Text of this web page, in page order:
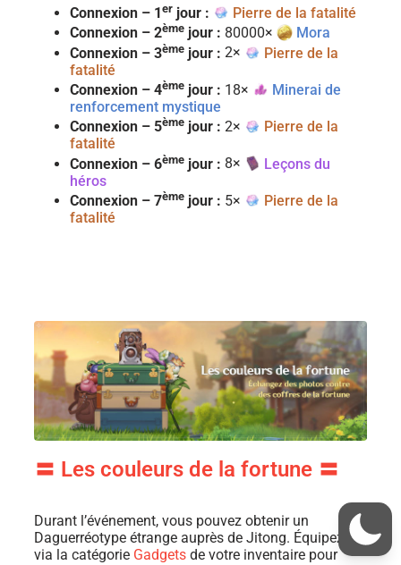
Connexion – 1er jour :
Pierre de la fatalité
Connexion – 2ème jour : 80000×
Mora
Connexion – 3ème jour : 2×
Pierre de la
fatalité
Connexion – 4ème jour : 18×
Minerai de
renforcement mystique
Connexion – 5ème jour : 2×
Pierre de la
fatalité
Connexion – 6ème jour : 8×
Leçons du
héros
Connexion – 7ème jour : 5×
Pierre de la
fatalité
〓 Les couleurs de la fortune 〓
Durant l’événement, vous pouvez obtenir un
Daguerréotype étrange auprès de Jitong. Équipez-le
via la catégorie Gadgets de votre inventaire pour